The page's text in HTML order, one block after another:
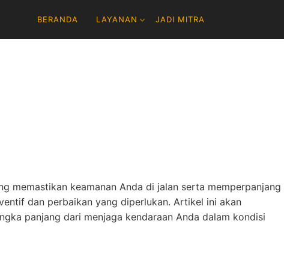
BERANDA LAYANAN JADI MITRA
memastikan keamanan Anda di jalan serta memperpanjang
dan perbaikan yang diperlukan. Artikel ini akan
panjang dari menjaga kendaraan Anda dalam kondisi